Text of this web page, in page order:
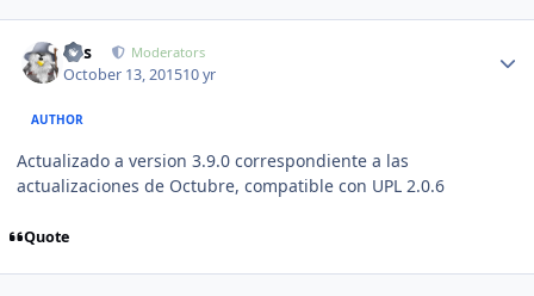
luis Moderators
October 13, 201510 yr
AUTHOR
Actualizado a version 3.9.0 correspondiente a las
actualizaciones de Octubre, compatible con UPL 2.0.6
Quote